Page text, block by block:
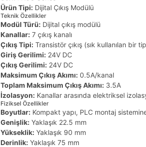
Ürün Tipi: Dijital Çıkış Modülü
Teknik Özellikler
Modül Türü: Dijital çıkış modülü
Kanallar: 7 çıkış kanalı
Çıkış Tipi: Transistör çıkış (sık kullanılan bir
Giriş Gerilimi: 24V DC
Çıkış Gerilimi: 24V DC
Maksimum Çıkış Akımı: 0.5A/kanal
Toplam Maksimum Çıkış Akımı: 3.5A
İzolasyon: Kanallar arasında elektriksel
Fiziksel Özellikler
Boyutlar: Kompakt yapı, PLC montaj
Genişlik: Yaklaşık 22.5 mm
Yükseklik: Yaklaşık 90 mm
Derinlik: Yaklaşık 75 mm